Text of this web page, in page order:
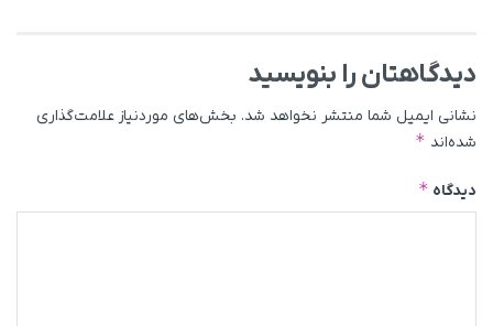
دیدگاهتان را بنویسید
نشانی ایمیل شما منتشر نخواهد شد. بخش‌های موردنیاز علامت‌گذاری
شده‌اند *
دیدگاه *